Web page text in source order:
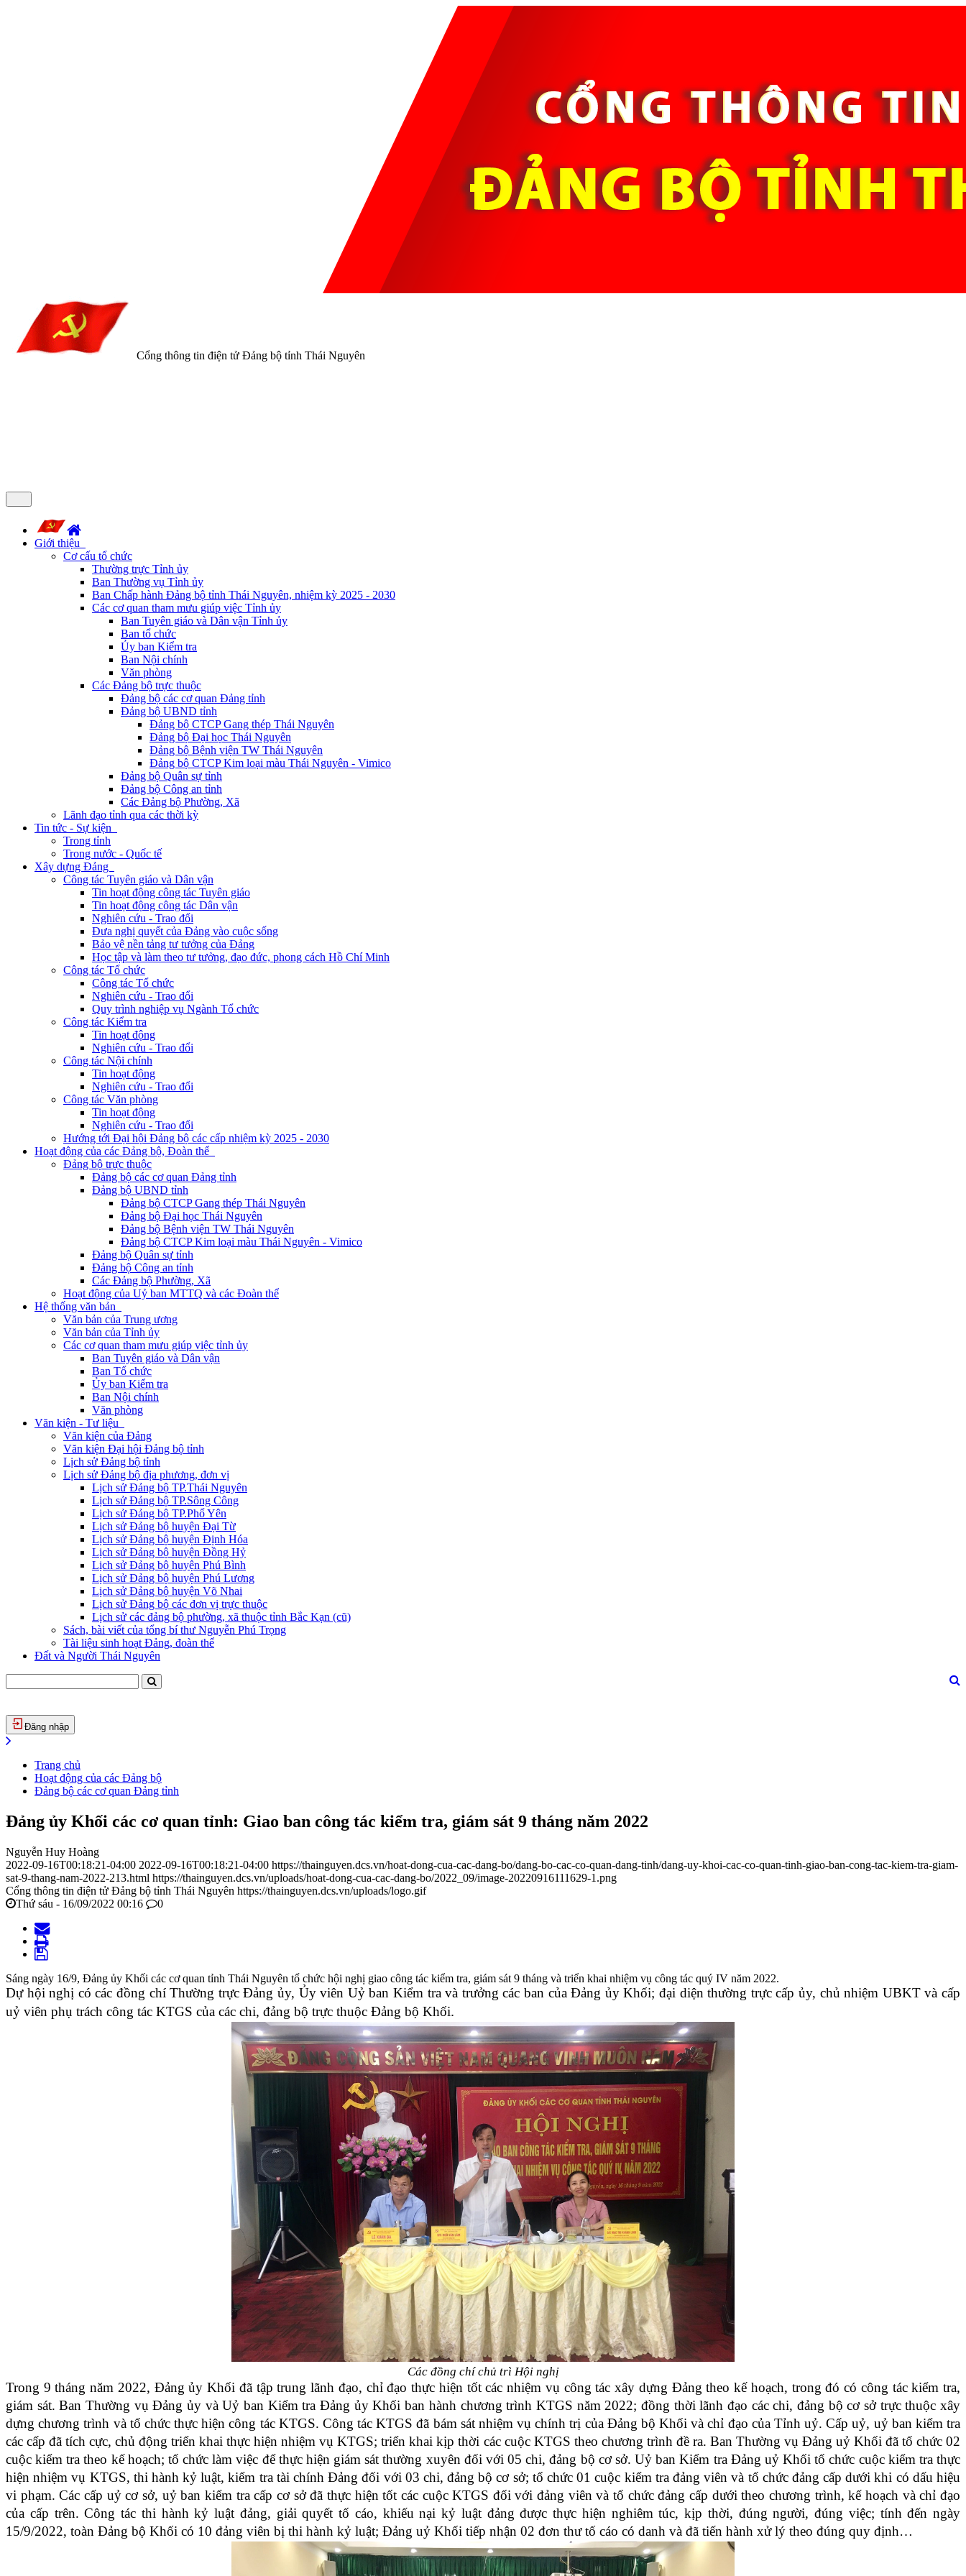
Cổng thông tin điện tử Đảng bộ tỉnh Thái Nguyên
Giới thiệu
Cơ cấu tổ chức
Thường trực Tỉnh ủy
Ban Thường vụ Tỉnh ủy
Ban Chấp hành Đảng bộ tỉnh Thái Nguyên, nhiệm kỳ 2025 - 2030
Các cơ quan tham mưu giúp việc Tỉnh ủy
Ban Tuyên giáo và Dân vận Tỉnh ủy
Ban tổ chức
Ủy ban Kiểm tra
Ban Nội chính
Văn phòng
Các Đảng bộ trực thuộc
Đảng bộ các cơ quan Đảng tỉnh
Đảng bộ UBND tỉnh
Đảng bộ CTCP Gang thép Thái Nguyên
Đảng bộ Đại học Thái Nguyên
Đảng bộ Bệnh viện TW Thái Nguyên
Đảng bộ CTCP Kim loại màu Thái Nguyên - Vimico
Đảng bộ Quân sự tỉnh
Đảng bộ Công an tỉnh
Các Đảng bộ Phường, Xã
Lãnh đạo tỉnh qua các thời kỳ
Tin tức - Sự kiện
Trong tỉnh
Trong nước - Quốc tế
Xây dựng Đảng
Công tác Tuyên giáo và Dân vận
Tin hoạt động công tác Tuyên giáo
Tin hoạt động công tác Dân vận
Nghiên cứu - Trao đổi
Đưa nghị quyết của Đảng vào cuộc sống
Bảo vệ nền tảng tư tưởng của Đảng
Học tập và làm theo tư tưởng, đạo đức, phong cách Hồ Chí Minh
Công tác Tổ chức
Công tác Tổ chức
Nghiên cứu - Trao đổi
Quy trình nghiệp vụ Ngành Tổ chức
Công tác Kiểm tra
Tin hoạt động
Nghiên cứu - Trao đổi
Công tác Nội chính
Tin hoạt động
Nghiên cứu - Trao đổi
Công tác Văn phòng
Tin hoạt động
Nghiên cứu - Trao đổi
Hướng tới Đại hội Đảng bộ các cấp nhiệm kỳ 2025 - 2030
Hoạt động của các Đảng bộ, Đoàn thể
Đảng bộ trực thuộc
Đảng bộ các cơ quan Đảng tỉnh
Đảng bộ UBND tỉnh
Đảng bộ CTCP Gang thép Thái Nguyên
Đảng bộ Đại học Thái Nguyên
Đảng bộ Bệnh viện TW Thái Nguyên
Đảng bộ CTCP Kim loại màu Thái Nguyên - Vimico
Đảng bộ Quân sự tỉnh
Đảng bộ Công an tỉnh
Các Đảng bộ Phường, Xã
Hoạt động của Uỷ ban MTTQ và các Đoàn thể
Hệ thống văn bản
Văn bản của Trung ương
Văn bản của Tỉnh ủy
Các cơ quan tham mưu giúp việc tỉnh ủy
Ban Tuyên giáo và Dân vận
Ban Tổ chức
Ủy ban Kiểm tra
Ban Nội chính
Văn phòng
Văn kiện - Tư liệu
Văn kiện của Đảng
Văn kiện Đại hội Đảng bộ tỉnh
Lịch sử Đảng bộ tỉnh
Lịch sử Đảng bộ địa phương, đơn vị
Lịch sử Đảng bộ TP.Thái Nguyên
Lịch sử Đảng bộ TP.Sông Công
Lịch sử Đảng bộ TP.Phổ Yên
Lịch sử Đảng bộ huyện Đại Từ
Lịch sử Đảng bộ huyện Định Hóa
Lịch sử Đảng bộ huyện Đồng Hỷ
Lịch sử Đảng bộ huyện Phú Bình
Lịch sử Đảng bộ huyện Phú Lương
Lịch sử Đảng bộ huyện Võ Nhai
Lịch sử Đảng bộ các đơn vị trực thuộc
Lịch sử các đảng bộ phường, xã thuộc tỉnh Bắc Kạn (cũ)
Sách, bài viết của tổng bí thư Nguyễn Phú Trọng
Tài liệu sinh hoạt Đảng, đoàn thể
Đất và Người Thái Nguyên
Đăng nhập
Trang chủ
Hoạt động của các Đảng bộ
Đảng bộ các cơ quan Đảng tỉnh
Đảng ủy Khối các cơ quan tỉnh: Giao ban công tác kiểm tra, giám sát 9 tháng năm 2022
Nguyễn Huy Hoàng
2022-09-16T00:18:21-04:00 2022-09-16T00:18:21-04:00 https://thainguyen.dcs.vn/hoat-dong-cua-cac-dang-bo/dang-bo-cac-co-quan-dang-tinh/dang-uy-khoi-cac-co-quan-tinh-giao-ban-cong-tac-kiem-tra-giam-
sat-9-thang-nam-2022-213.html https://thainguyen.dcs.vn/uploads/hoat-dong-cua-cac-dang-bo/2022_09/image-20220916111629-1.png
Cổng thông tin điện tử Đảng bộ tỉnh Thái Nguyên https://thainguyen.dcs.vn/uploads/logo.gif
Thứ sáu - 16/09/2022 00:16
0
Sáng ngày 16/9, Đảng ủy Khối các cơ quan tỉnh Thái Nguyên tổ chức hội nghị giao công tác kiểm tra, giám sát 9 tháng và triển khai nhiệm vụ công tác quý IV năm 2022.
Dự hội nghị có các đồng chí Thường trực Đảng ủy, Ủy viên Uỷ ban Kiểm tra và trưởng các ban của Đảng ủy Khối; đại diện thường trực cấp ủy, chủ nhiệm UBKT và cấp
uỷ viên phụ trách công tác KTGS của các chi, đảng bộ trực thuộc Đảng bộ Khối.
Các đồng chí chủ trì Hội nghị
Trong 9 tháng năm 2022, Đảng ủy Khối đã tập trung lãnh đạo, chỉ đạo thực hiện tốt các nhiệm vụ công tác xây dựng Đảng theo kế hoạch, trong đó có công tác kiểm tra,
giám sát. Ban Thường vụ Đảng ủy và Uỷ ban Kiểm tra Đảng ủy Khối ban hành chương trình KTGS năm 2022; đồng thời lãnh đạo các chi, đảng bộ cơ sở trực thuộc xây
dựng chương trình và tổ chức thực hiện công tác KTGS. Công tác KTGS đã bám sát nhiệm vụ chính trị của Đảng bộ Khối và chỉ đạo của Tỉnh uỷ. Cấp uỷ, uỷ ban kiểm tra
các cấp đã tích cực, chủ động triển khai thực hiện nhiệm vụ KTGS; triển khai kịp thời các cuộc KTGS theo chương trình đề ra. Ban Thường vụ Đảng uỷ Khối đã tổ chức 02
cuộc kiểm tra theo kế hoạch; tổ chức làm việc để thực hiện giám sát thường xuyên đối với 05 chi, đảng bộ cơ sở. Uỷ ban Kiểm tra Đảng uỷ Khối tổ chức cuộc kiểm tra thực
hiện nhiệm vụ KTGS, thi hành kỷ luật, kiểm tra tài chính Đảng đối với 03 chi, đảng bộ cơ sở; tổ chức 01 cuộc kiểm tra đảng viên và tổ chức đảng cấp dưới khi có dấu hiệu
vi phạm. Các cấp uỷ cơ sở, uỷ ban kiểm tra cấp cơ sở đã thực hiện tốt các cuộc KTGS đối với đảng viên và tổ chức đảng cấp dưới theo chương trình, kế hoạch và chỉ đạo
của cấp trên. Công tác thi hành kỷ luật đảng, giải quyết tố cáo, khiếu nại kỷ luật đảng được thực hiện nghiêm túc, kịp thời, đúng người, đúng việc; tính đến ngày
15/9/2022, toàn Đảng bộ Khối có 10 đảng viên bị thi hành kỷ luật; Đảng uỷ Khối tiếp nhận 02 đơn thư tố cáo có danh và đã tiến hành xử lý theo đúng quy định…